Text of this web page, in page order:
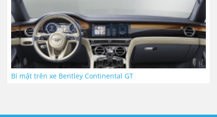
Bí mật trên xe Bentley Continental GT